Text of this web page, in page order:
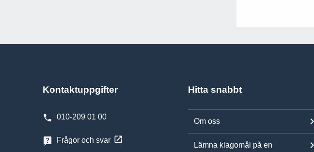
Kontaktuppgifter
010-209 01 00
Frågor och svar
Hitta snabbt
Om oss
Lämna klagomål på en